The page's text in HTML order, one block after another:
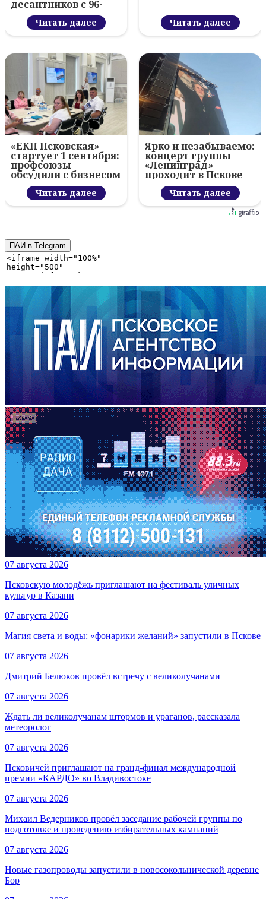
десантников с 96-
летием ВДВ и
вручил награды
Читать далее Читать далее
«ЕКП Псковская»
стартует 1 сентября:
профсоюзы
обсудили с бизнесом
новый цифровой
проектЧитать далее
Ярко и незабываемо:
концерт группы
«Ленинград»
проходит в Пскове
Читать далее
ПАИ в Telegram
07 августа 2026
Псковскую молодёжь приглашают на фестиваль уличных
культур в Казани
07 августа 2026
Магия света и воды: «фонарики желаний» запустили в Пскове
07 августа 2026
Дмитрий Белюков провёл встречу с великолучанами
07 августа 2026
Ждать ли великолучанам штормов и ураганов, рассказала
метеоролог
07 августа 2026
Псковичей приглашают на гранд‑финал международной
премии «КАРДО» во Владивостоке
07 августа 2026
Михаил Ведерников провёл заседание рабочей группы по
подготовке и проведению избирательных кампаний
07 августа 2026
Новые газопроводы запустили в новосокольнической деревне
Бор